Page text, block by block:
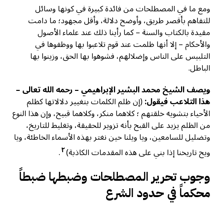
ومع ما في المصطلحات من فائدة كبيرة في كونها وسائل
للتفاهم بأقصر طريق، وأوضح دلالة، وأقل مجهود؛ ما دامت
مقيدة بالكتاب والسنة – كما رأينا ذلك عند علماء الأصول
والأحكام – إلا أنها ظلمت عند قوم تلاعبوا بها ووظفوها في
التلبيس على الناس وإضلالهم، فشوهوا بها الحق، وزينوا بها
الباطل.
ويصف الشيخ محمد البشير الإبراهيمي – رحمه الله تعالی –
هذا التلاعب فيقول:(إن ظلم الكلمات بتغيير دلالاتها كظلم
الأحياء بتشويه خلقتهم ؛ كلاهما منكر، وكلاهما قبيح، وإن هذا النوع
من الظلم يزيد على القبح بأنه تزوير للحقيقة، وتغليط للتاريخ،
وتضليل للسامعين، ويا ويلنا حين نغتر بهذه الأسماء الخاطئة، ويا
ويح تاريخنا إذا بني على هذه المقدمات الكاذبة)٢.
وجوب تحرير المصطلحات وضبطها ضبطاً
محكماً في حدود الشرع